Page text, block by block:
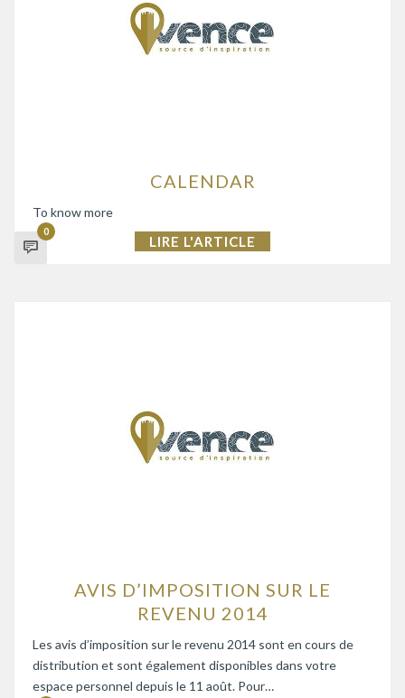
CALENDAR
To know more
0
LIRE L'ARTICLE
AVIS D’IMPOSITION SUR LE
REVENU 2014
Les avis d’imposition sur le revenu 2014 sont en cours de
distribution et sont également disponibles dans votre
espace personnel depuis le 11 août. Pour…